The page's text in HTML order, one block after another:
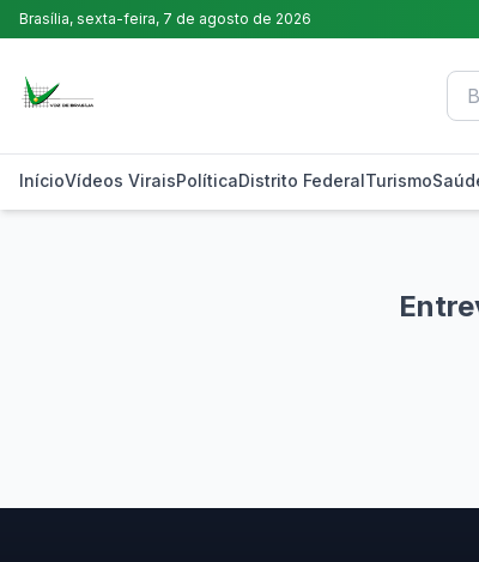
Brasília, sexta-feira, 7 de agosto de 2026
InícioVídeos ViraisPolíticaDistrito FederalTurismo